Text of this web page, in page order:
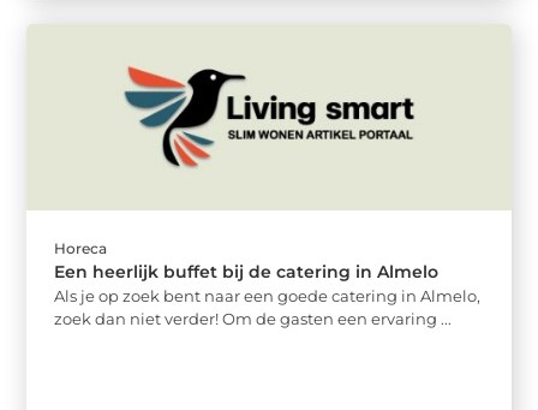
Horeca
Een heerlijk buffet bij de catering in Almelo
Als je op zoek bent naar een goede catering in Almelo,
zoek dan niet verder! Om de gasten een ervaring ...